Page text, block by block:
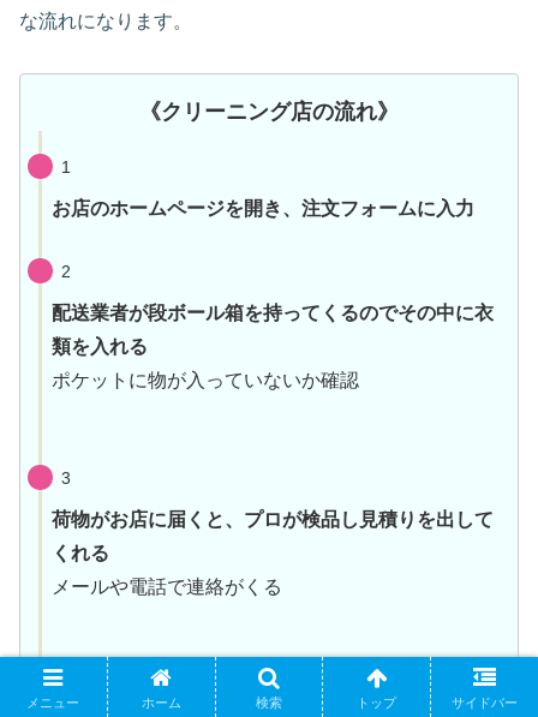
な流れになります。
《クリーニング店の流れ》
1
お店のホームページを開き、注文フォームに入力
2
配送業者が段ボール箱を持ってくるのでその中に衣
類を入れる
ポケットに物が入っていないか確認
3
荷物がお店に届くと、プロが検品し見積りを出して
くれる
メールや電話で連絡がくる
4
メニュー ホーム 検索 トップ サイドバー